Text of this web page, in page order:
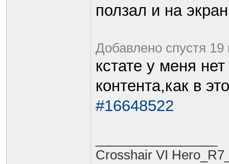
ползал и на
Добавлено спустя
кстате у меня
контента,как в
#16648522
Crosshair VI